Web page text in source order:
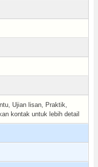
Ujian lisan, Praktik,
kontak untuk lebih detail